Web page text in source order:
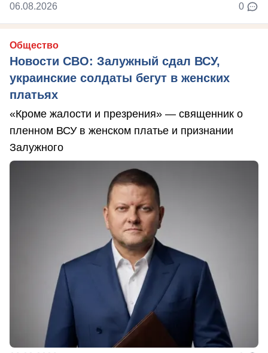
06.08.2026 0
Общество
Новости СВО: Залужный сдал ВСУ,
украинские солдаты бегут в женских
платьях
«Кроме жалости и презрения» — священник о
пленном ВСУ в женском платье и признании
Залужного